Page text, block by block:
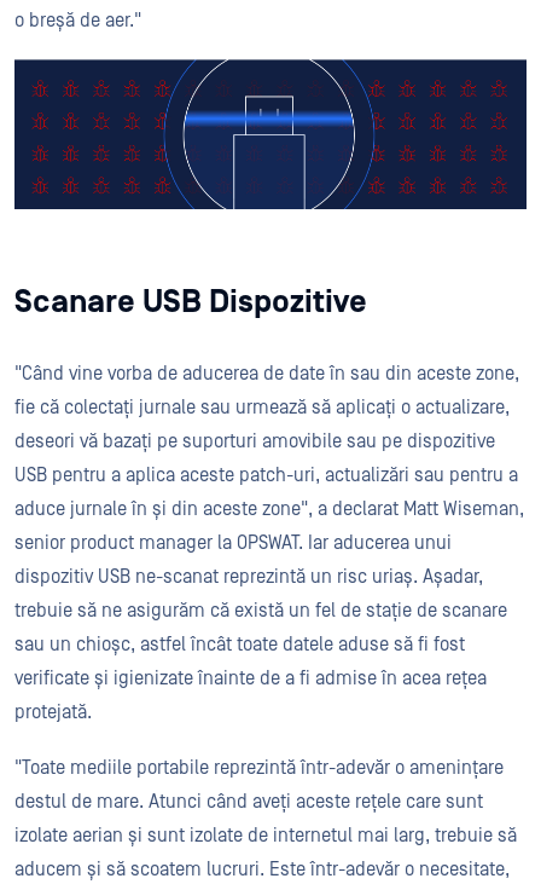
o breșă de aer."
Scanare USB Dispozitive
"Când vine vorba de aducerea de date în sau din aceste zone,
fie că colectați jurnale sau urmează să aplicați o actualizare,
deseori vă bazați pe suporturi amovibile sau pe dispozitive
USB pentru a aplica aceste patch-uri, actualizări sau pentru a
aduce jurnale în și din aceste zone", a declarat Matt Wiseman,
senior product manager la OPSWAT. Iar aducerea unui
dispozitiv USB ne-scanat reprezintă un risc uriaș. Așadar,
trebuie să ne asigurăm că există un fel de stație de scanare
sau un chioșc, astfel încât toate datele aduse să fi fost
verificate și igienizate înainte de a fi admise în acea rețea
protejată.
"Toate mediile portabile reprezintă într-adevăr o amenințare
destul de mare. Atunci când aveți aceste rețele care sunt
izolate aerian și sunt izolate de internetul mai larg, trebuie să
aducem și să scoatem lucruri. Este într-adevăr o necesitate,